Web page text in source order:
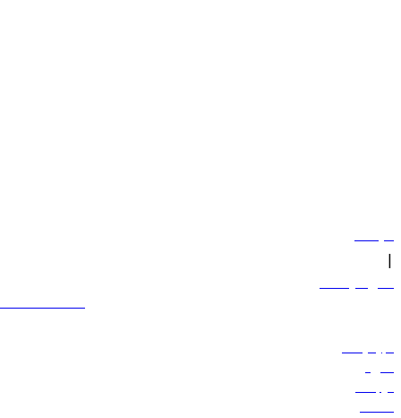
سياساتنا
|
الشروط والأحكام
600 544 445
حجز الرحلات
العروض
الوجهات
الأمتعة